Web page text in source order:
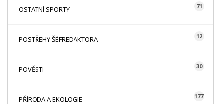
OSTATNÍ SPORTY 71
POSTŘEHY ŠÉFREDAKTORA 12
POVĚSTI 30
PŘÍRODA A EKOLOGIE 177